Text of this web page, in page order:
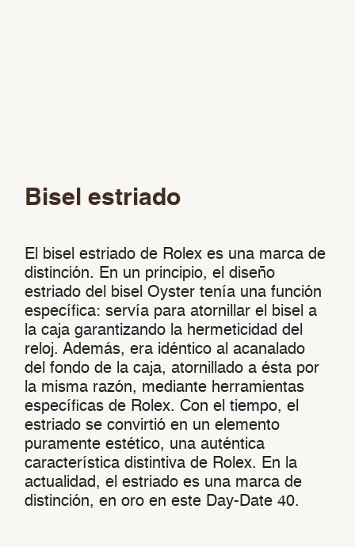
Bisel estriado
El bisel estriado de Rolex es una marca de
distinción. En un principio, el diseño
estriado del bisel Oyster tenía una función
específica: servía para atornillar el bisel a
la caja garantizando la hermeticidad del
reloj. Además, era idéntico al acanalado
del fondo de la caja, atornillado a ésta por
la misma razón, mediante herramientas
específicas de Rolex. Con el tiempo, el
estriado se convirtió en un elemento
puramente estético, una auténtica
característica distintiva de Rolex. En la
actualidad, el estriado es una marca de
distinción, en oro en este Day-Date 40.